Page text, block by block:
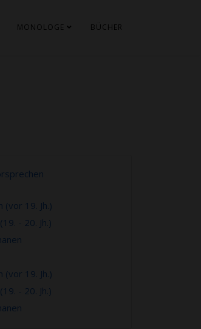
MONOLOGE BÜCHER
(vor 19. Jh.)
- 20. Jh.)
(vor 19. Jh.)
- 20. Jh.)